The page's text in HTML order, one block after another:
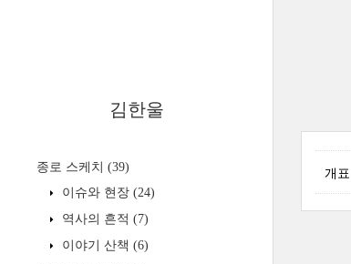
김한울
종로 스케치 (39)
이슈와 현장 (24)
역사의 흔적 (7)
이야기 산책 (6)
개